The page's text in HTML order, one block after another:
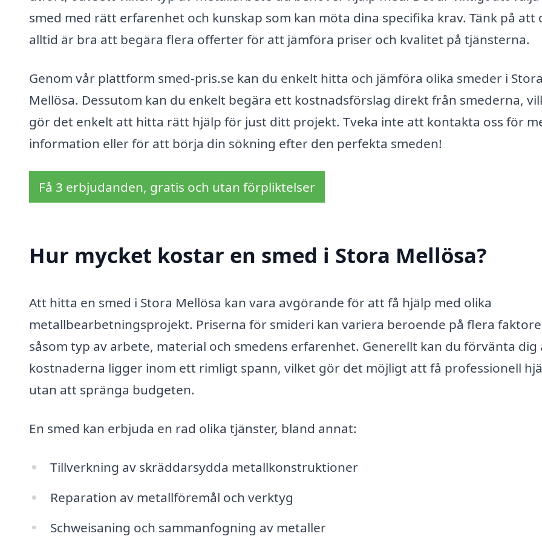
smed med rätt erfarenhet och kunskap som kan möta dina specifika krav. Tänk på att
alltid är bra att begära flera offerter för att jämföra priser och kvalitet på tjänsterna.
Genom vår plattform smed-pris.se kan du enkelt hitta och jämföra olika smeder i Stora
Mellösa. Dessutom kan du enkelt begära ett kostnadsförslag direkt från smederna,
gör det enkelt att hitta rätt hjälp för just ditt projekt. Tveka inte att kontakta oss för
information eller för att börja din sökning efter den perfekta smeden!
Få 3 erbjudanden, gratis och utan förpliktelser
Hur mycket kostar en smed i Stora Mellösa?
Att hitta en smed i Stora Mellösa kan vara avgörande för att få hjälp med olika
metallbearbetningsprojekt. Priserna för smideri kan variera beroende på flera
såsom typ av arbete, material och smedens erfarenhet. Generellt kan du förvänta dig
kostnaderna ligger inom ett rimligt spann, vilket gör det möjligt att få professionell
utan att spränga budgeten.
En smed kan erbjuda en rad olika tjänster, bland annat:
Tillverkning av skräddarsydda metallkonstruktioner
Reparation av metallföremål och verktyg
Schwei­sa­ning och sammanfogning av metaller